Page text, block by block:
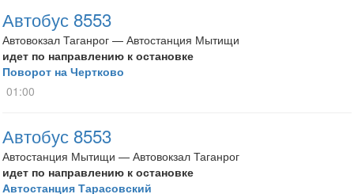
Автобус 8553
Автовокзал Таганрог — Автостанция Мытищи
идет по направлению к остановке
Поворот на Чертково
01:00
Автобус 8553
Автостанция Мытищи — Автовокзал Таганрог
идет по направлению к остановке
Автостанция Тарасовский